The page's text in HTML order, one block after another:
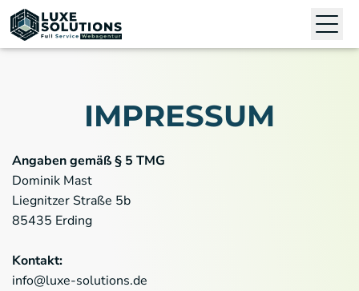
IMPRESSUM
Angaben gemäß § 5 TMG
Dominik Mast
Liegnitzer Straße 5b
85435 Erding
Kontakt:
info@luxe-solutions.de